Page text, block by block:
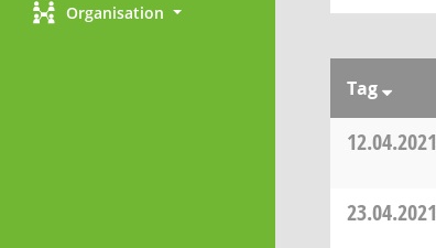
Organisation
Tag
12.04.2021
23.04.2021